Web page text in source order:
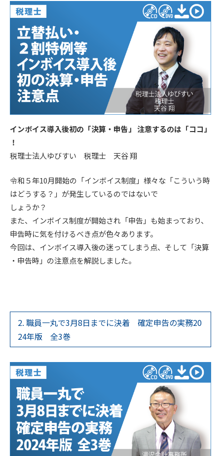
インボイス導入後初の「決算・申告」 注意するのは「ココ」
！
税理士法人ゆびすい 税理士 天谷 翔
令和５年10月開始の「インボイス制度」様々な「こういう時
はどうする？」が発生しているのではないで
しょうか？
また、インボイス制度が開始され「申告」も始まっており、
申告時に気を付けるべき点が色々あります。
今回は、インボイス導入後の迷ってしまう点、そして「決算
・申告時」の注意点を解説しました。
2. 職員一丸で3月8日までに決着 確定申告の実務20
24年版 全3巻